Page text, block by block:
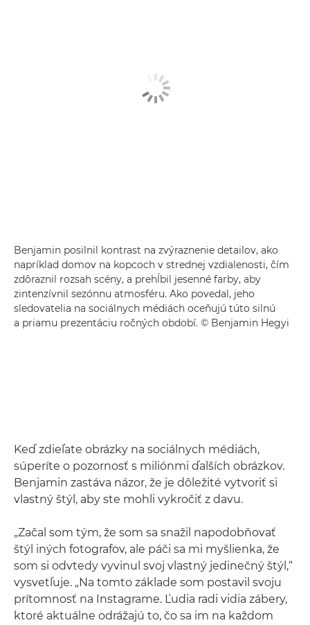
Benjamin posilnil kontrast na zvýraznenie detailov, ako
napríklad domov na kopcoch v strednej vzdialenosti, čím
zdôraznil rozsah scény, a prehĺbil jesenné farby, aby
zintenzívnil sezónnu atmosféru. Ako povedal, jeho
sledovatelia na sociálnych médiách oceňujú túto silnú
a priamu prezentáciu ročných období. © Benjamin Hegyi
Keď zdieľate obrázky na sociálnych médiách,
súperíte o pozornosť s miliónmi ďalších obrázkov.
Benjamin zastáva názor, že je dôležité vytvoriť si
vlastný štýl, aby ste mohli vykročiť z davu.
„Začal som tým, že som sa snažil napodobňovať
štýl iných fotografov, ale páči sa mi myšlienka, že
som si odvtedy vyvinul svoj vlastný jedinečný štýl,“
vysvetľuje. „Na tomto základe som postavil svoju
prítomnosť na Instagrame. Ľudia radi vidia zábery,
ktoré aktuálne odrážajú to, čo sa im na každom